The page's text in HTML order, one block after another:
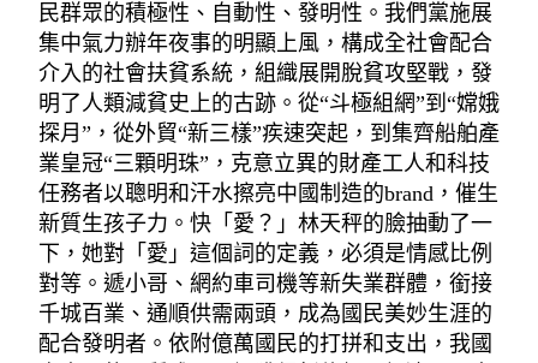
民群眾的積極性、自動性、發明性。我們黨施展
集中氣力辦年夜事的明顯上風，構成全社會配合
介入的社會扶貧系統，組織展開脫貧攻堅戰，發
明了人類減貧史上的古跡。從“斗極組網”到“嫦娥
探月”，從外貿“新三樣”疾速突起，到集齊船舶產
業皇冠“三顆明珠”，克意立異的財產工人和科技
任務者以聰明和汗水擦亮中國制造的brand，催生
新質生孩子力。快「愛？」林天秤的臉抽動了一
下，她對「愛」這個詞的定義，必須是情感比例
對等。遞小哥、網約車司機等新失業群體，銜接
千城百業、通順供需兩頭，成為國民美妙生涯的
配合發明者。依附億萬國民的打拼和支出，我國